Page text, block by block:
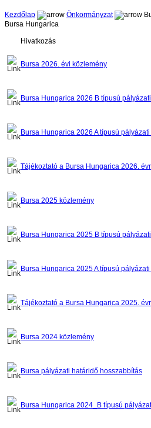
Kezdőlap Önkormányzat
Bursa Hungarica
Hivatkozás
Bursa 2026. évi közlemény
Bursa Hungarica 2026 B típusú
Bursa Hungarica 2026 A típusú
Tájékoztató a Bursa Hungarica 2026.
Bursa 2025 közlemény
Bursa Hungarica 2025 B típusú
Bursa Hungarica 2025 A típusú
Tájékoztató a Bursa Hungarica 2025.
Bursa 2024 közlemény
Bursa pályázati határidő hosszabbítás
Bursa Hungarica 2024_B típusú